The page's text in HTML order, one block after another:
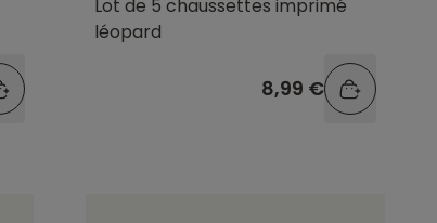
Lot de 5 chaussettes imprimé
léopard
8,99 €